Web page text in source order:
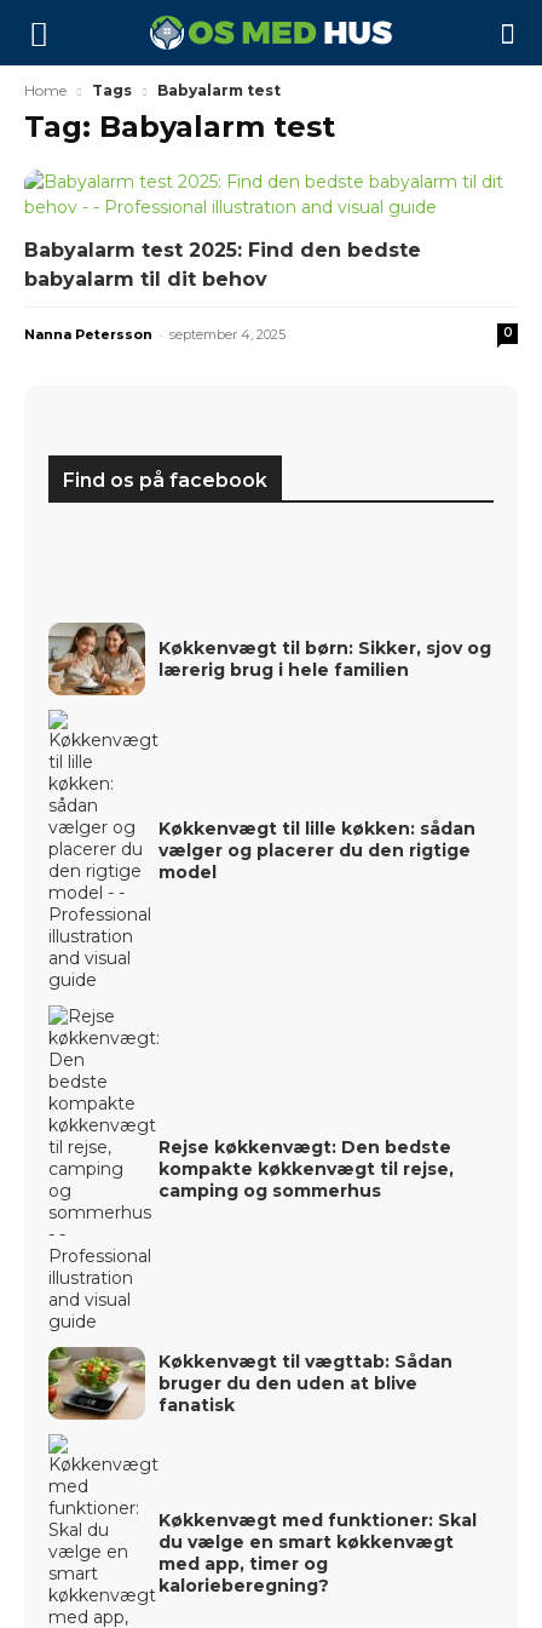
Home Tags Babyalarm test
Tag: Babyalarm test
Babyalarm test 2025: Find den bedste
babyalarm til dit behov
Nanna Petersson - september 4, 2025 0
Find os på facebook
Køkkenvægt til børn: Sikker, sjov og
lærerig brug i hele familien
Køkkenvægt til lille køkken: sådan
vælger og placerer du den rigtige
model
Rejse køkkenvægt: Den bedste
kompakte køkkenvægt til rejse,
camping og sommerhus
Køkkenvægt til vægttab: Sådan
bruger du den uden at blive
fanatisk
Køkkenvægt med funktioner: Skal
du vælge en smart køkkenvægt
med app, timer og
kalorieberegning?